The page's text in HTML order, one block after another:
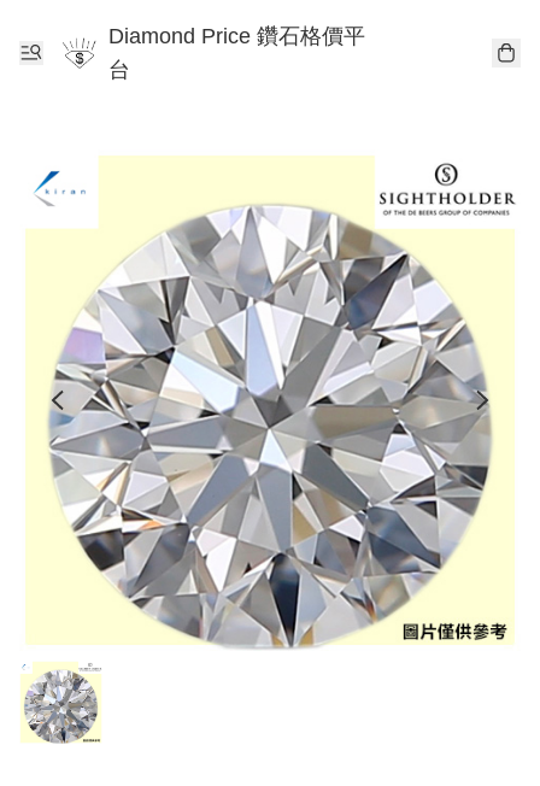
Diamond Price 鑽石格價平
台